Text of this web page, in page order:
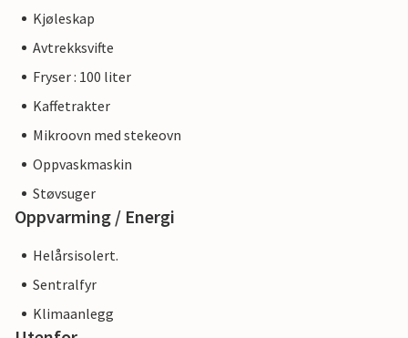
Kjøleskap
Avtrekksvifte
Fryser : 100 liter
Kaffetrakter
Mikroovn med stekeovn
Oppvaskmaskin
Støvsuger
Oppvarming / Energi
Helårsisolert.
Sentralfyr
Klimaanlegg